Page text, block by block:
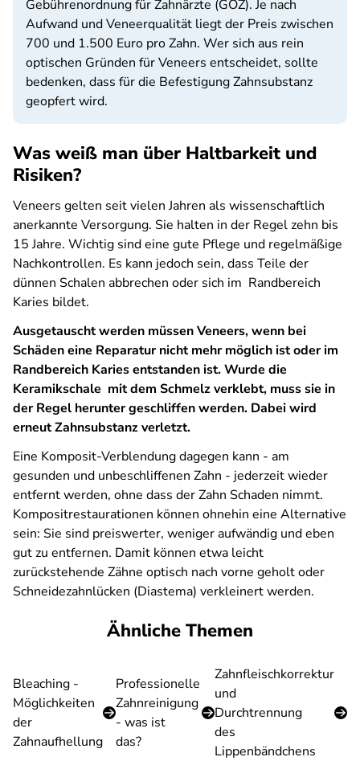
Gebührenordnung für Zahnärzte (GOZ). Je nach
Aufwand und Veneerqualität liegt der Preis zwischen
700 und 1.500 Euro pro Zahn. Wer sich aus rein
optischen Gründen für Veneers entscheidet, sollte
bedenken, dass für die Befestigung Zahnsubstanz
geopfert wird.
Was weiß man über Haltbarkeit und
Risiken?
Veneers gelten seit vielen Jahren als wissenschaftlich
anerkannte Versorgung. Sie halten in der Regel zehn bis
15 Jahre. Wichtig sind eine gute Pflege und regelmäßige
Nachkontrollen. Es kann jedoch sein, dass Teile der
dünnen Schalen abbrechen oder sich im Randbereich
Karies bildet.
Ausgetauscht werden müssen Veneers, wenn bei
Schäden eine Reparatur nicht mehr möglich ist oder im
Randbereich Karies entstanden ist. Wurde die
Keramikschale mit dem Schmelz verklebt, muss sie in
der Regel herunter geschliffen werden. Dabei wird
erneut Zahnsubstanz verletzt.
Eine Komposit-Verblendung dagegen kann - am
gesunden und unbeschliffenen Zahn - jederzeit wieder
entfernt werden, ohne dass der Zahn Schaden nimmt.
Kompositrestaurationen können ohnehin eine Alternative
sein: Sie sind preiswerter, weniger aufwändig und eben
gut zu entfernen. Damit können etwa leicht
zurückstehende Zähne optisch nach vorne geholt oder
Schneidezahnlücken (Diastema) verkleinert werden.
Ähnliche Themen
Bleaching -
Möglichkeiten
der
Zahnaufhellung
Professionelle
Zahnreinigung
- was ist
das?
Zahnfleischkorrektur
und
Durchtrennung
des
Lippenbändchens